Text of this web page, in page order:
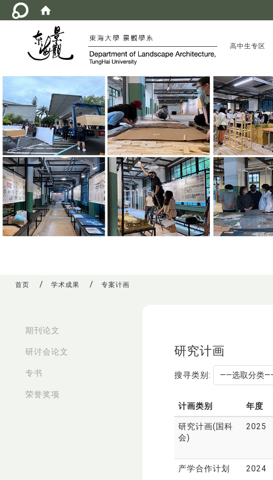
高中生专区
首页 学术成果 专案计画
期刊论文
研讨会论文
专书
荣誉奖项
研究计画
搜寻类别:
计画类别 年度
研究计画(国科
会)
2025
产学合作计划 2024